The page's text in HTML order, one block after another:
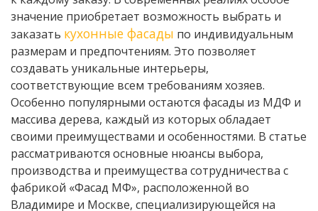
значение приобретает возможность выбрать и
заказать кухонные фасады по индивидуальным
размерам и предпочтениям. Это позволяет
создавать уникальные интерьеры,
соответствующие всем требованиям хозяев.
Особенно популярными остаются фасады из МДФ и
массива дерева, каждый из которых обладает
своими преимуществами и особенностями. В статье
рассматриваются основные нюансы выбора,
производства и преимущества сотрудничества с
фабрикой «Фасад МФ», расположенной во
Владимире и Москве, специализирующейся на